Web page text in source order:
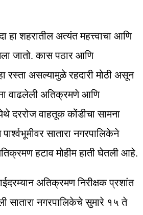
हा शहरातील अत्यंत महत्त्वाचा आणि
जातो. कास पठार आणि
रस्ता असल्यामुळे रहदारी मोठी असून
वाढलेली अतिक्रमणे आणि
दररोज वाहतूक कोंडीचा सामना
सातारा नगरपालिकेने
हटाव मोहीम हाती घेतली आहे.
अतिक्रमण निरीक्षक प्रशांत
सातारा नगरपालिकेचे सुमारे १५ ते